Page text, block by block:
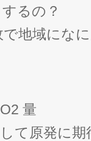
るの？
域になに
量
原発に期